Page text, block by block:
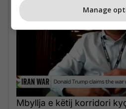
Mbyllja e këtij korridori
Manage